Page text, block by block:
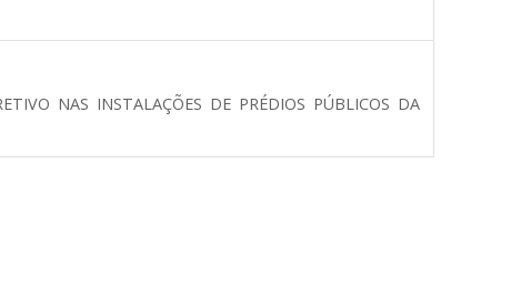
NAS INSTALAÇÕES DE PRÉDIOS PÚBLICOS DA